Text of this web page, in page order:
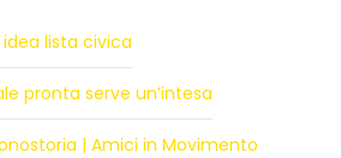
idea lista civica
pronta serve un’intesa
| Amici in Movimento